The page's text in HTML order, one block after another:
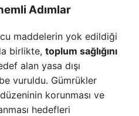
Adımlar
maddelerin yok edildiği
birlikte, toplum sağlığını
alan yasa dışı
vuruldu. Gümrükler
korunması ve
hedefleri